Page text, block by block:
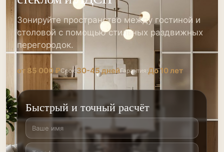
Зонируйте пространство между гостиной и
столовой с помощью стильных раздвижных
перегородок.
от 85 000 ₽Срок:30-45 днейГарантия:До 10 лет
Быстрый и точный расчёт